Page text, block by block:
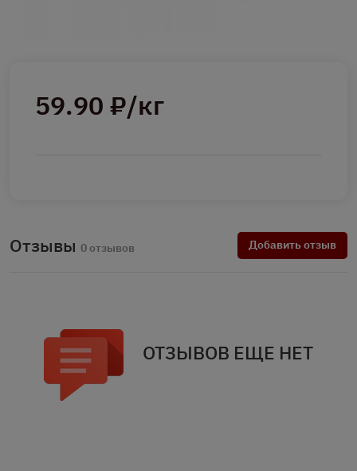
59.90 ₽/кг
Отзывы 0 отзывов Добавить отзыв
ОТЗЫВОВ ЕЩЕ НЕТ